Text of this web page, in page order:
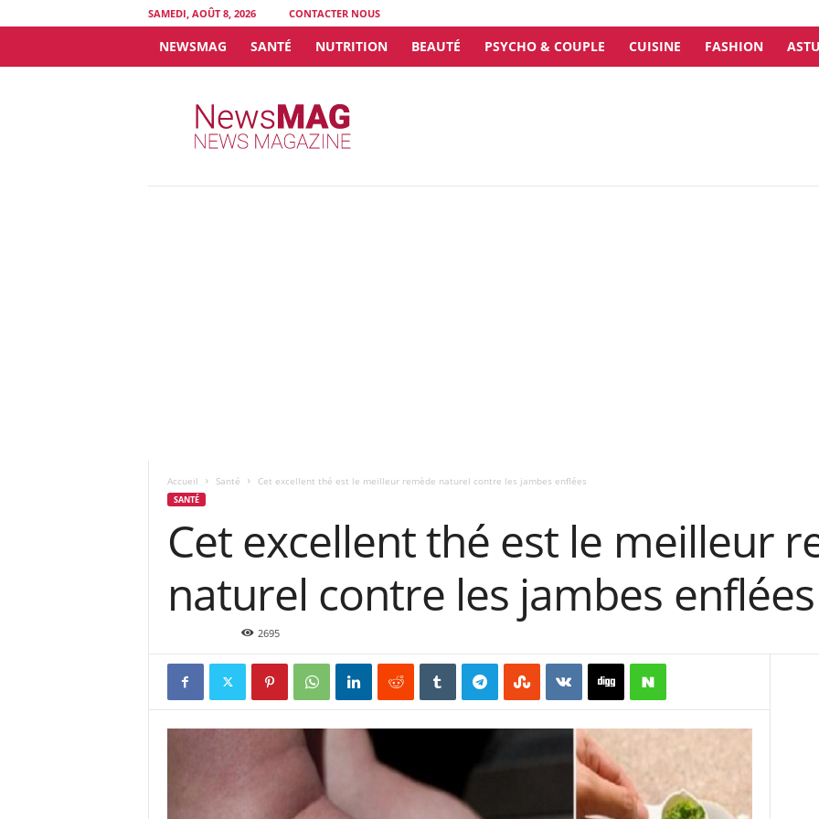
SAMEDI, AOÛT 8, 2026 CONTACTER NOUS
NEWSMAG SANTÉ NUTRITION BEAUTÉ PSYCHO & COUPLE CUISINE FASHION
Accueil Santé Cet excellent thé est le meilleur remède naturel contre les jambes enflées
SANTÉ
Cet excellent thé est le meilleur
naturel contre les jambes enflées
2695